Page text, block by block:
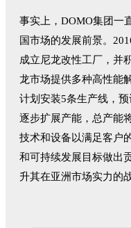
事实上，DOMO集团一
国市场的发展前景。
成立尼龙改性工厂，并
龙市场提供多种高性能
计划安装5条生产线，
逐步扩展产能，总产能
技术和设备以满足客户
和可持续发展目标做出
升其在亚洲市场实力的